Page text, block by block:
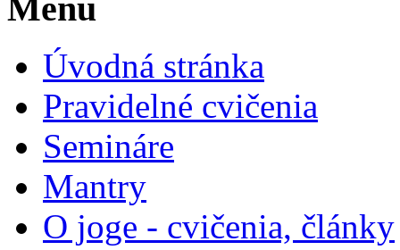
Menu
Úvodná stránka
Pravidelné cvičenia
Semináre
Mantry
O joge - cvičenia, články